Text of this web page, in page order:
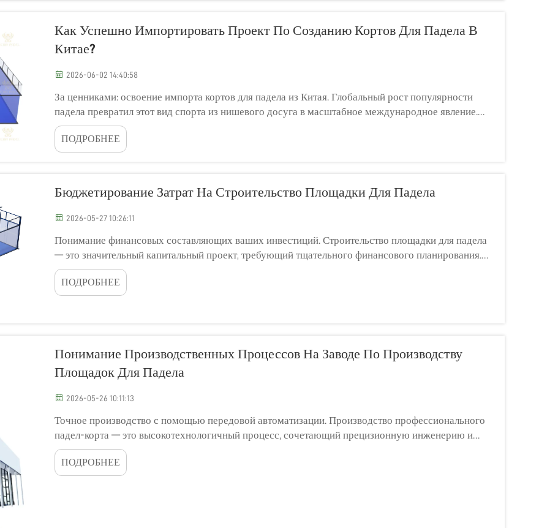
Как Успешно Импортировать Проект По Созданию Кортов Для Падела В
Китае?
2026-06-02 14:40:58
За ценниками: освоение импорта кортов для падела из Китая. Глобальный рост популярности
падела превратил этот вид спорта из нишевого досуга в масштабное международное явление.
Инвесторы и владельцы клубов стремятся построить высококачественные спортивные объекты...
ПОДРОБНЕЕ
Бюджетирование Затрат На Строительство Площадки Для Падела
2026-05-27 10:26:11
Понимание финансовых составляющих ваших инвестиций. Строительство площадки для падела
— это значительный капитальный проект, требующий тщательного финансового планирования.
Общая стоимость редко ограничивается лишь ценой самой площадки; она представляет собой
сумму нескольких...
ПОДРОБНЕЕ
Понимание Производственных Процессов На Заводе По Производству
Площадок Для Падела
2026-05-26 10:11:13
Точное производство с помощью передовой автоматизации. Производство профессионального
падел-корта — это высокотехнологичный процесс, сочетающий прецизионную инженерию и
промышленное массовое производство. На заводе мирового уровня процесс начинается...
ПОДРОБНЕЕ